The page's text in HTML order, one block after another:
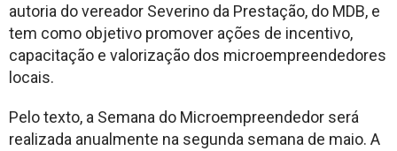
autoria do vereador Severino da Prestação, do MDB, e
tem como objetivo promover ações de incentivo,
capacitação e valorização dos microempreendedores
locais.
Pelo texto, a Semana do Microempreendedor será
realizada anualmente na segunda semana de maio. A